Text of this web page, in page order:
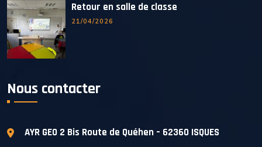
Retour en salle de classe
21/04/2026
Nous contacter
AYR GEO 2 Bis Route de Quéhen – 62360 ISQUES